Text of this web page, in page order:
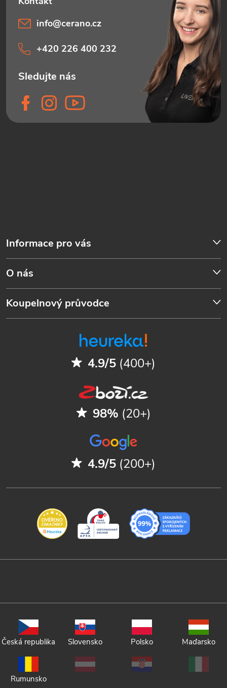
Informace pro vás
O nás
Koupelnový průvodce
info@cerano.cz
+420 226 400 232
4.9/5 (400+)
98% (20+)
4.9/5 (200+)
Česká republika Slovensko Polsko Maďarsko
Rumunsko